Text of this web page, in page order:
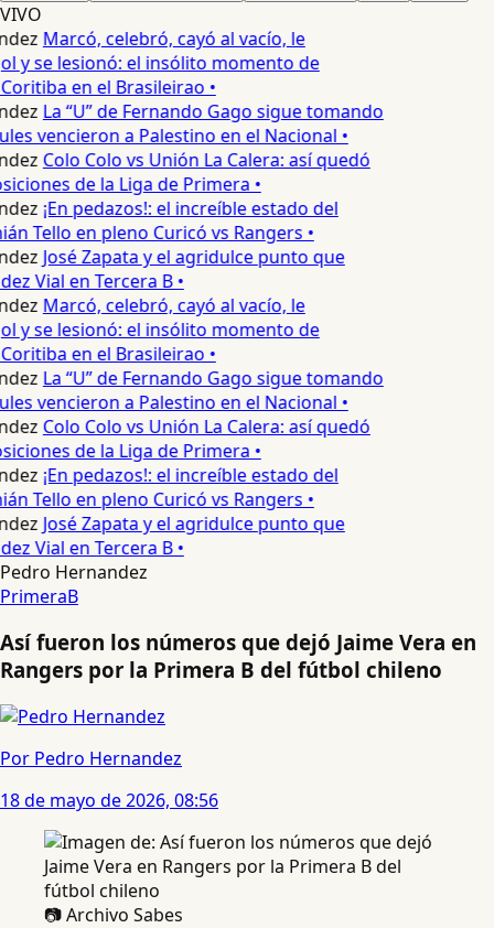
VIVO
Marcó, celebró, cayó al vacío, le
y se lesionó: el insólito momento de
en el Brasileirao •
La “U” de Fernando Gago sigue tomando
vencieron a Palestino en el Nacional •
Colo Colo vs Unión La Calera: así quedó
de la Liga de Primera •
¡En pedazos!: el increíble estado del
Tello en pleno Curicó vs Rangers •
José Zapata y el agridulce punto que
Vial en Tercera B •
Marcó, celebró, cayó al vacío, le
y se lesionó: el insólito momento de
en el Brasileirao •
La “U” de Fernando Gago sigue tomando
vencieron a Palestino en el Nacional •
Colo Colo vs Unión La Calera: así quedó
de la Liga de Primera •
¡En pedazos!: el increíble estado del
Tello en pleno Curicó vs Rangers •
José Zapata y el agridulce punto que
Vial en Tercera B •
Pedro Hernandez
PrimeraB
Así fueron los números que dejó Jaime Vera en
Rangers por la Primera B del fútbol chileno
Por Pedro Hernandez
18 de mayo de 2026, 08:56
📷 Archivo Sabes